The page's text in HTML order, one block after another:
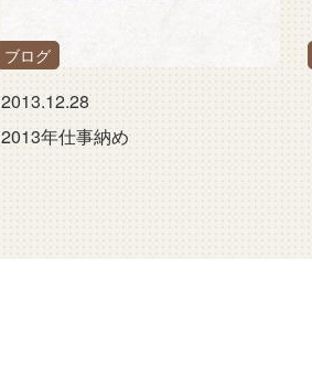
ブログ
2013.12.28
2013年仕事納め